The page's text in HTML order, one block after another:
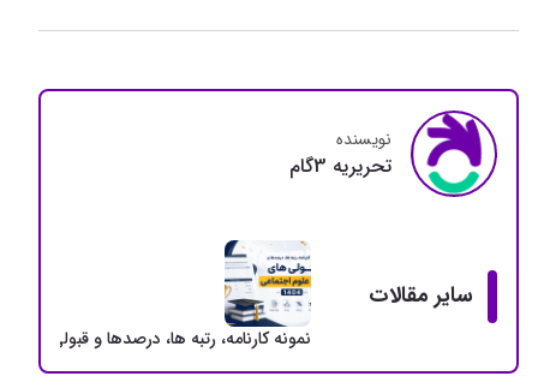
نویسنده
تحريريه 3گام
سایر مقالات
نمونه کارنامه، رتبه ها، درصدها و قبولی های